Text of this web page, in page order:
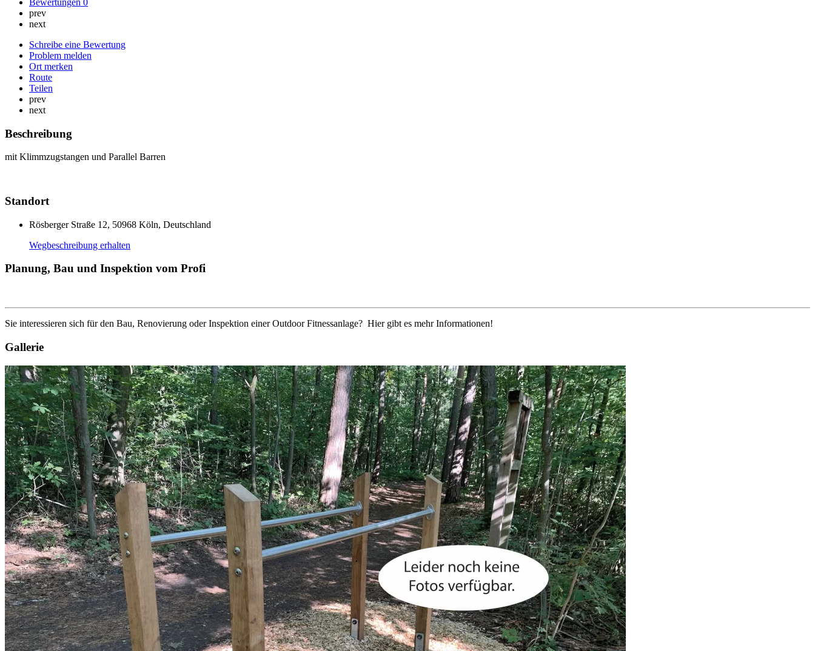
prev
next
Schreibe eine Bewertung
Problem melden
Ort merken
Route
Teilen
prev
next
Beschreibung
mit Klimmzugstangen und Parallel Barren
Standort
Rösberger Straße 12, 50968 Köln, Deutschland
Wegbeschreibung erhalten
Planung, Bau und Inspektion vom Profi
Sie interessieren sich für den Bau, Renovierung oder Inspektion einer Outdoor Fitnessanlage? Hier gibt es mehr Informationen!
Gallerie